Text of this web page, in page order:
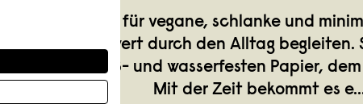
ist ein Label für vegane, schlanke und
dich unbeschwert durch den Alltag begleiten.
reiß- und wasserfesten Papier,
Mit der Zeit bekommt es e